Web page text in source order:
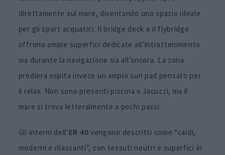
direttamente sul mare, diventando uno spazio ideale
per gli sport acquatici. Il bridge deck e il flybridge
offrono ampie superfici dedicate all’intrattenimento
sia durante la navigazione sia all’ancora. La zona
prodiera ospita invece un ampio sun pad pensato per
il relax. Non sono presenti piscina o Jacuzzi, ma il
mare si trova letteralmente a pochi passi.
Gli interni dell’ER 40 vengono descritti come “caldi,
moderni e rilassanti”, con tessuti neutri e superfici in